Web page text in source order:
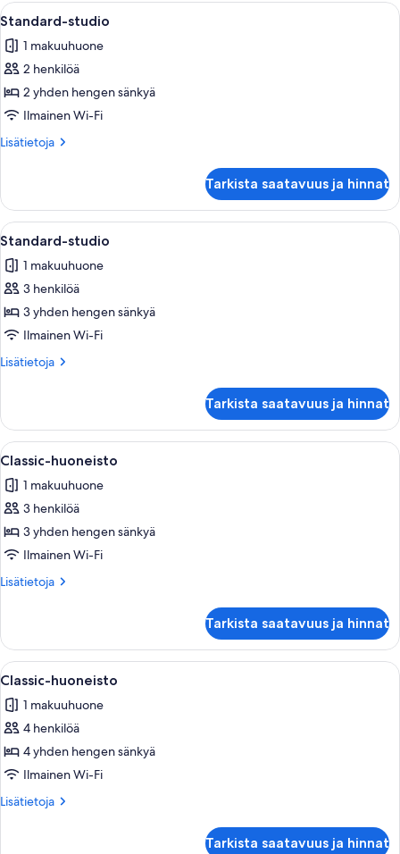
Avaa
kaikki
huonetyypin
Standard-
studio
kuvat
Huoneessa on kaksi sänkyä,
6
Standard-studio
1 makuuhuone
2 henkilöä
2 yhden hengen sänkyä
Ilmainen Wi-Fi
Lisätietoja
Lisätietoja
Tarkista saatavuus ja hinnat
Avaa
kaikki
huonetyypin
Standard-
studio
kuvat
Kompakti oleskelutila, jossa on
5
Standard-studio
1 makuuhuone
3 henkilöä
3 yhden hengen sänkyä
Ilmainen Wi-Fi
Lisätietoja
Lisätietoja
Tarkista saatavuus ja hinnat
Avaa
kaikki
huonetyypin
Classic-
huoneisto
kuvat
Kompakti huone, jossa on pieni
8
Classic-huoneisto
1 makuuhuone
3 henkilöä
3 yhden hengen sänkyä
Ilmainen Wi-Fi
Lisätietoja
Lisätietoja
Tarkista saatavuus ja hinnat
Avaa
kaikki
huonetyypin
Classic-
huoneisto
kuvat
Huoneessa on kaksi sänkyä, ikkuna,
5
Classic-huoneisto
1 makuuhuone
4 henkilöä
4 yhden hengen sänkyä
Ilmainen Wi-Fi
Lisätietoja
Lisätietoja
Tarkista saatavuus ja hinnat